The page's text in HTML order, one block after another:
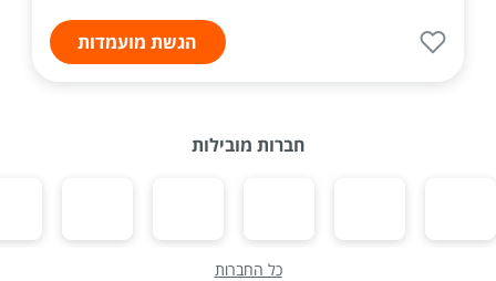
הגשת מועמדות
חברות מובילות
כל החברות